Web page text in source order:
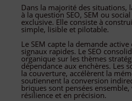
Dans la majorité des situations,
à la question SEO, SEM ou social
exclusive. Elle consiste à
simple, lisible et pilotable.
Le SEM capte la demande
signaux rapides. Le SEO
organique sur les thèmes
dépendance aux enchères. Les
la couverture, accélèrent la
soutiennent la conversion
briques sont pensées ensemble,
résilience et en précision.